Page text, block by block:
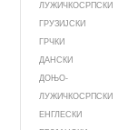
ЛУЖИЧКОСРПСКИ
ГРУЗИЈСКИ
ГРЧКИ
ДАНСКИ
ДОЊО­
ЛУЖИЧКОСРПСКИ
ЕНГЛЕСКИ